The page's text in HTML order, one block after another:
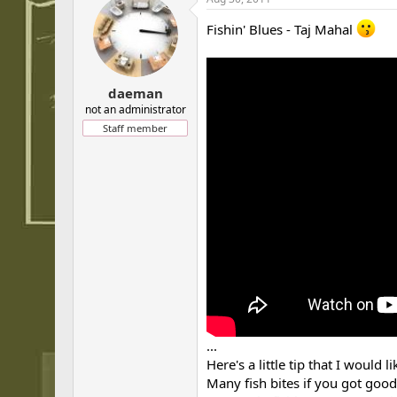
daeman
not an administrator
Staff member
Fishin' Blues - Taj Mahal
...
Here's a little tip that I would
Many fish bites if you got